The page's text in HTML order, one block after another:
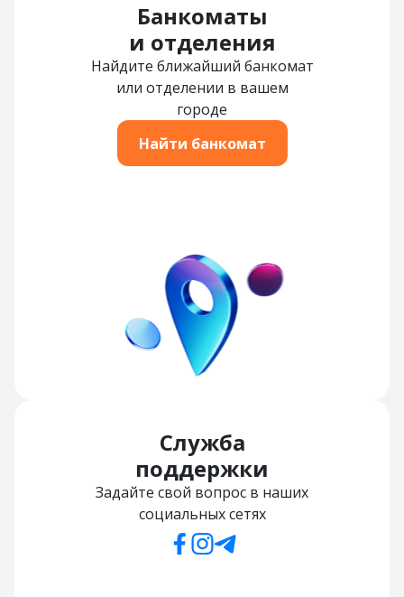
Банкоматы
и отделения
Найдите ближайший банкомат
или отделении в вашем
городе
Найти банкомат
Служба
поддержки
Задайте свой вопрос в наших
социальных сетях